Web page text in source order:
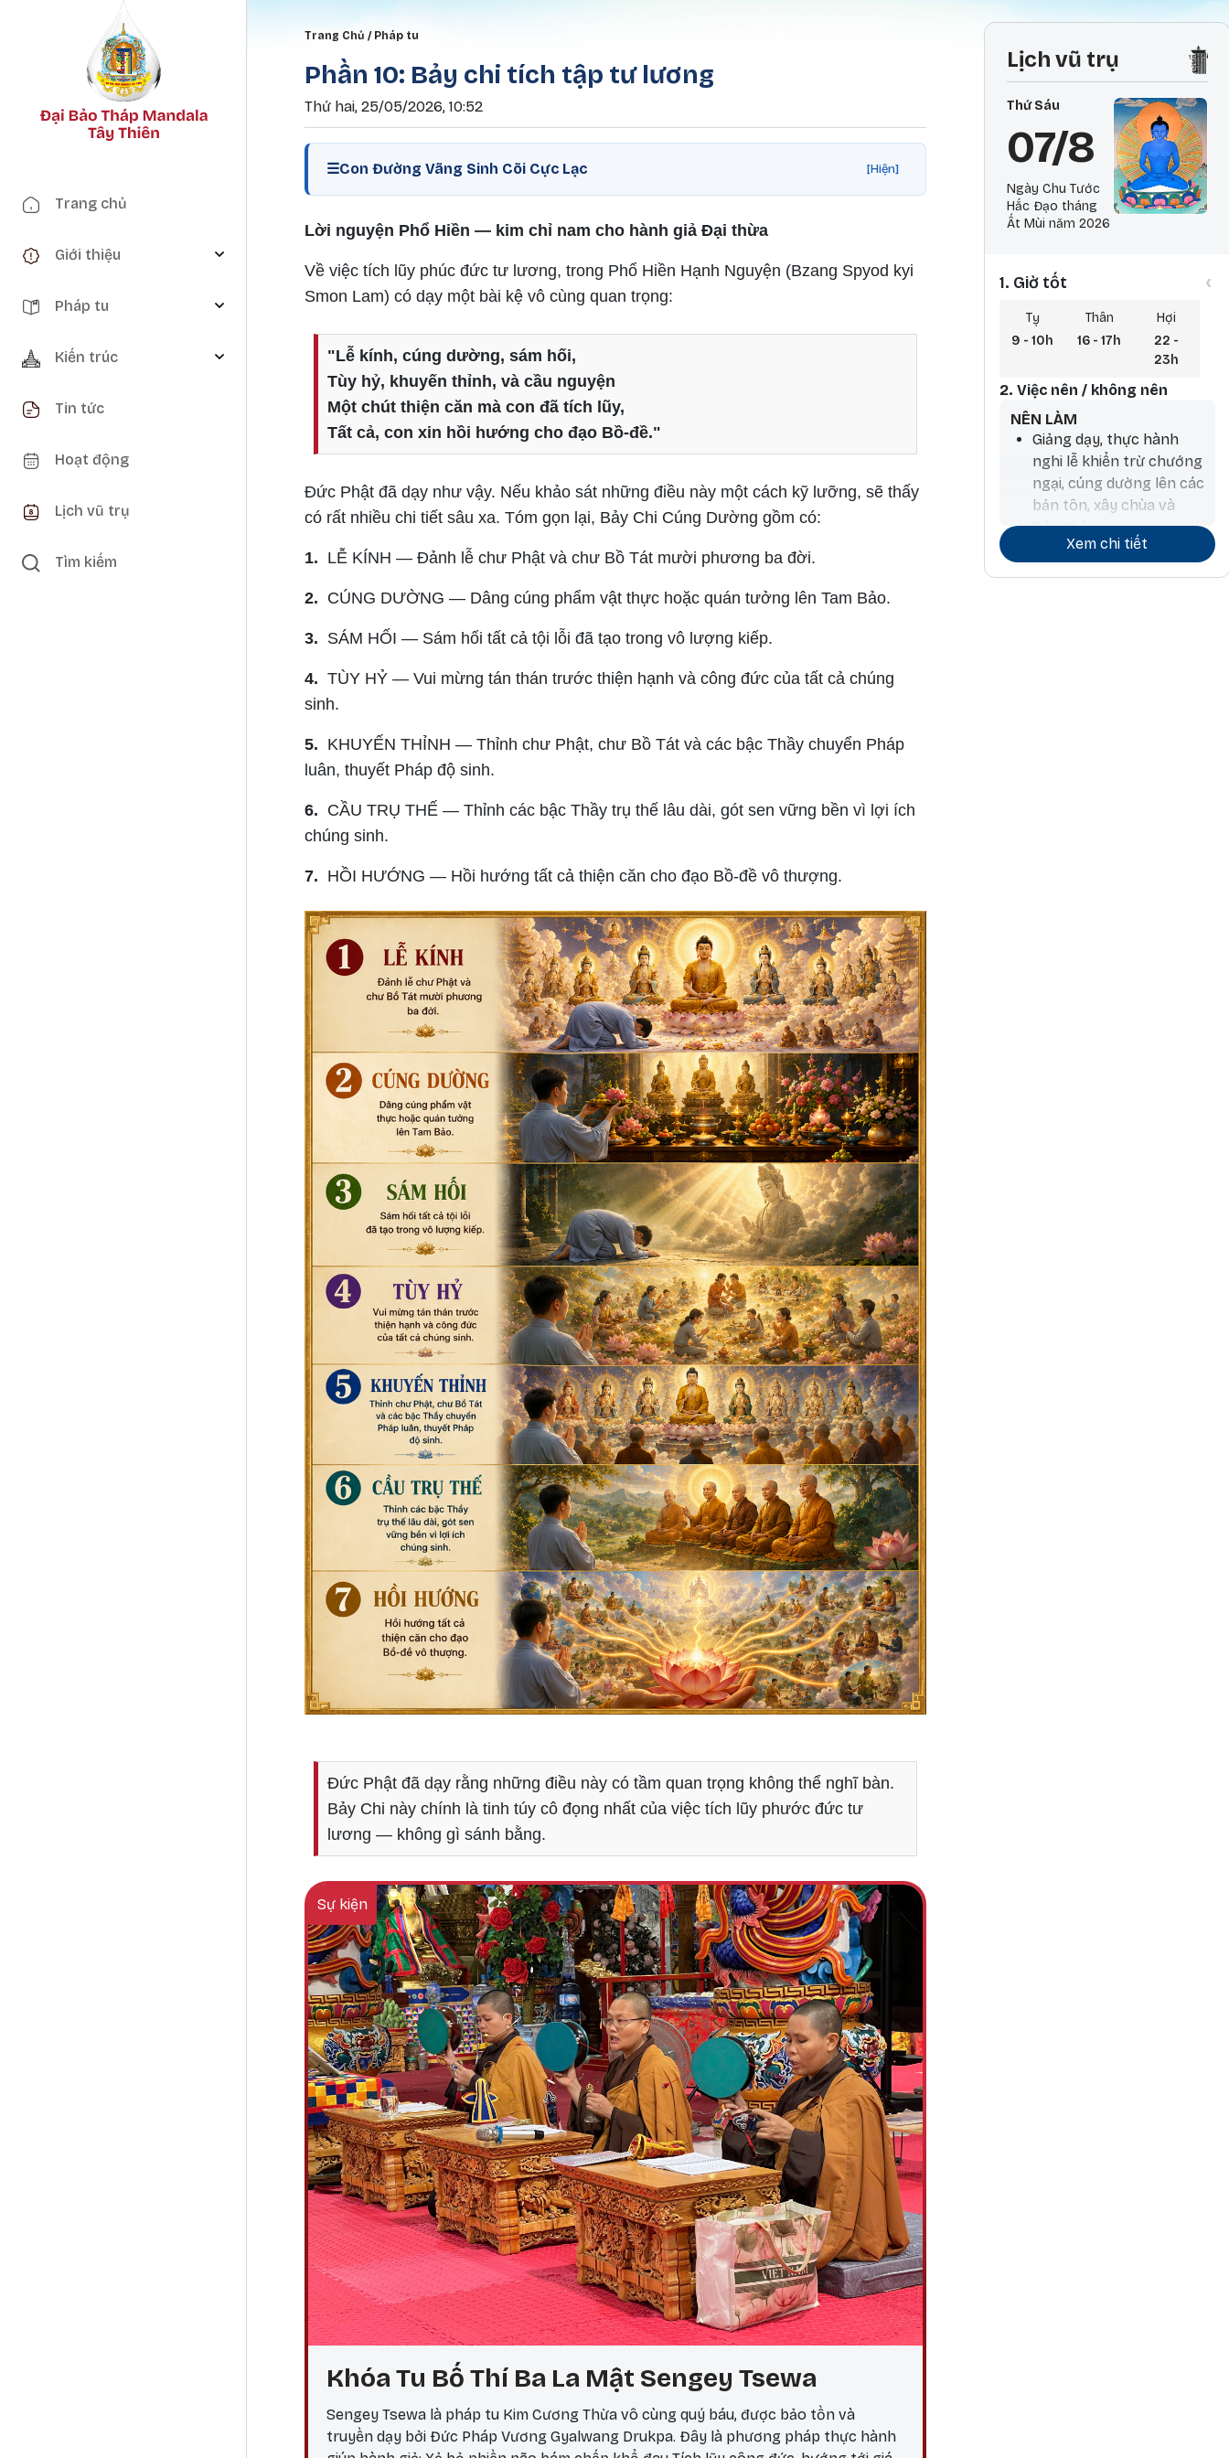
Main navigation
Trang chủ
Giới thiệu
Pháp tu
Kiến trúc
Tin tức
Hoạt động
Lịch vũ trụ
Tìm kiếm
Breadcrumb
Trang Chủ Pháp tu
Phần 10: Bảy chi tích tập tư lương
Thứ hai, 25/05/2026, 10:52
☰Con Đường Vãng Sinh Cõi Cực Lạc [Hiện]
Lời nguyện Phổ Hiền — kim chỉ nam cho hành giả Đại thừa
Về việc tích lũy phúc đức tư lương, trong Phổ Hiền Hạnh Nguyện (Bzang Spyod kyi
Smon Lam) có dạy một bài kệ vô cùng quan trọng:
"Lễ kính, cúng dường, sám hối,
Tùy hỷ, khuyến thỉnh, và cầu nguyện
Một chút thiện căn mà con đã tích lũy,
Tất cả, con xin hồi hướng cho đạo Bồ-đề."
Đức Phật đã dạy như vậy. Nếu khảo sát những điều này một cách kỹ lưỡng, sẽ thấy
có rất nhiều chi tiết sâu xa. Tóm gọn lại, Bảy Chi Cúng Dường gồm có:
1. LỄ KÍNH — Đảnh lễ chư Phật và chư Bồ Tát mười phương ba đời.
2. CÚNG DƯỜNG — Dâng cúng phẩm vật thực hoặc quán tưởng lên Tam Bảo.
3. SÁM HỐI — Sám hối tất cả tội lỗi đã tạo trong vô lượng kiếp.
4. TÙY HỶ — Vui mừng tán thán trước thiện hạnh và công đức của tất cả chúng
sinh.
5. KHUYẾN THỈNH — Thỉnh chư Phật, chư Bồ Tát và các bậc Thầy chuyển Pháp
luân, thuyết Pháp độ sinh.
6. CẦU TRỤ THẾ — Thỉnh các bậc Thầy trụ thế lâu dài, gót sen vững bền vì lợi ích
chúng sinh.
7. HỒI HƯỚNG — Hồi hướng tất cả thiện căn cho đạo Bồ-đề vô thượng.
Đức Phật đã dạy rằng những điều này có tầm quan trọng không thể nghĩ bàn.
Bảy Chi này chính là tinh túy cô đọng nhất của việc tích lũy phước đức tư
lương — không gì sánh bằng.
Sự kiện
Khóa Tu Bố Thí Ba La Mật Sengey Tsewa
Sengey Tsewa là pháp tu Kim Cương Thừa vô cùng quý báu, được bảo tồn và
truyền dạy bởi Đức Pháp Vương Gyalwang Drukpa. Đây là phương pháp thực hành
Lịch vũ trụ
Thứ Sáu
07/8
Ngày Chu Tước
Hắc Đạo tháng
Ất Mùi năm 2026
1. Giờ tốt ‹
Tỵ
9 - 10h
Thân
16 - 17h
Hợi
22 -
23h
2. Việc nên / không nên
NÊN LÀM
Giảng dạy, thực hành
nghi lễ khiển trừ chướng
ngại, cúng dường lên các
bản tôn, xây chùa và
Bảo tháp
Tiến hành hoạt động
thương mại và ký kết
Xem chi tiết